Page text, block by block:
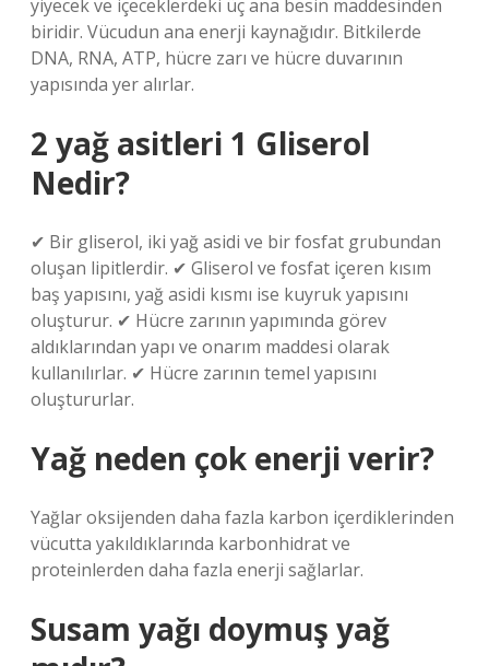
yiyecek ve içeceklerdeki üç ana besin maddesinden
biridir. Vücudun ana enerji kaynağıdır. Bitkilerde
DNA, RNA, ATP, hücre zarı ve hücre duvarının
yapısında yer alırlar.
2 yağ asitleri 1 Gliserol
Nedir?
✔ Bir gliserol, iki yağ asidi ve bir fosfat grubundan
oluşan lipitlerdir. ✔ Gliserol ve fosfat içeren kısım
baş yapısını, yağ asidi kısmı ise kuyruk yapısını
oluşturur. ✔ Hücre zarının yapımında görev
aldıklarından yapı ve onarım maddesi olarak
kullanılırlar. ✔ Hücre zarının temel yapısını
oluştururlar.
Yağ neden çok enerji verir?
Yağlar oksijenden daha fazla karbon içerdiklerinden
vücutta yakıldıklarında karbonhidrat ve
proteinlerden daha fazla enerji sağlarlar.
Susam yağı doymuş yağ